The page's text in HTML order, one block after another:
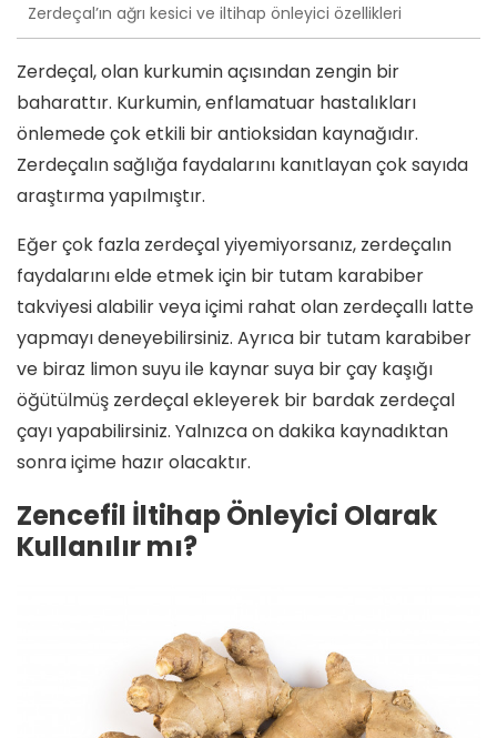
Zerdeçal’ın ağrı kesici ve iltihap önleyici özellikleri
Zerdeçal, olan kurkumin açısından zengin bir
baharattır. Kurkumin, enflamatuar hastalıkları
önlemede çok etkili bir antioksidan kaynağıdır.
Zerdeçalın sağlığa faydalarını kanıtlayan çok sayıda
araştırma yapılmıştır.
Eğer çok fazla zerdeçal yiyemiyorsanız, zerdeçalın
faydalarını elde etmek için bir tutam karabiber
takviyesi alabilir veya içimi rahat olan zerdeçallı latte
yapmayı deneyebilirsiniz. Ayrıca bir tutam karabiber
ve biraz limon suyu ile kaynar suya bir çay kaşığı
öğütülmüş zerdeçal ekleyerek bir bardak zerdeçal
çayı yapabilirsiniz. Yalnızca on dakika kaynadıktan
sonra içime hazır olacaktır.
Zencefil İltihap Önleyici Olarak
Kullanılır mı?